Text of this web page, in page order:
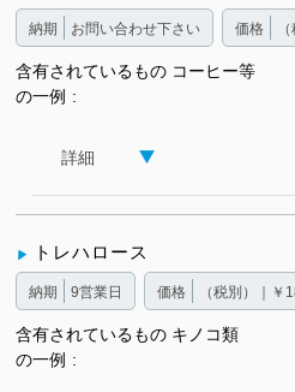
納期 お問い合わせ下さい 価格
含有されているもの
の一例
コーヒー等
詳細
トレハロース
納期 9営業日 価格 （税別）｜￥
含有されているもの
の一例
キノコ類